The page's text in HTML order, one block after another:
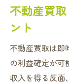
不動産買
ント
不動産買取は即
の利益確定が可
収入を得る反面